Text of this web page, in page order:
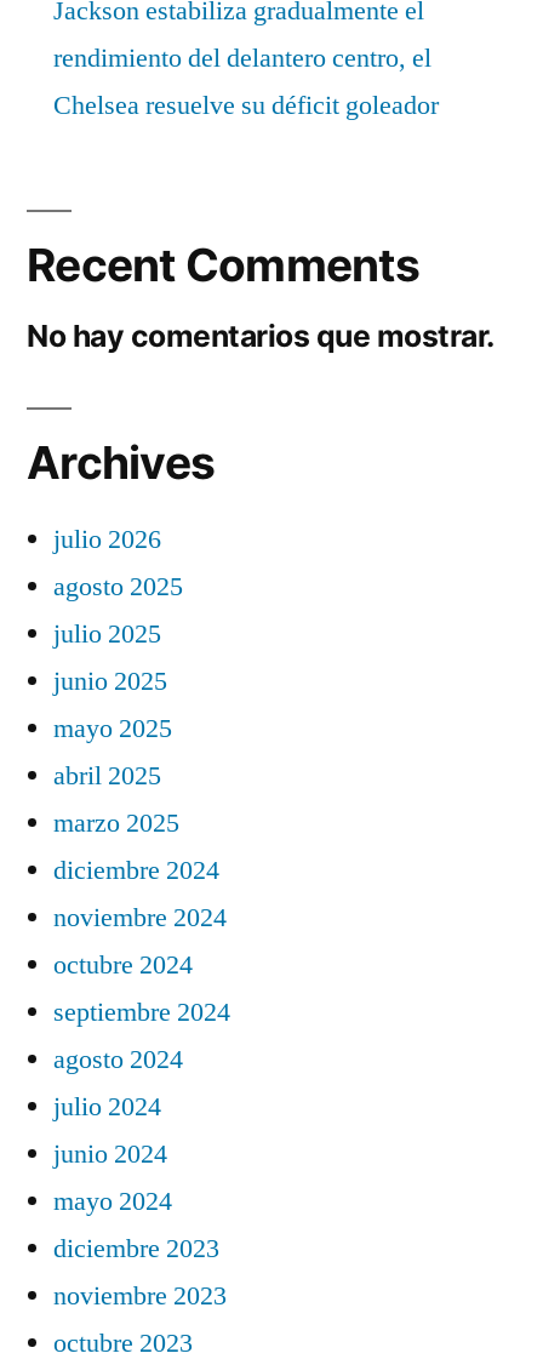
Jackson estabiliza gradualmente el
rendimiento del delantero centro, el
Chelsea resuelve su déficit goleador
Recent Comments
No hay comentarios que mostrar.
Archives
julio 2026
agosto 2025
julio 2025
junio 2025
mayo 2025
abril 2025
marzo 2025
diciembre 2024
noviembre 2024
octubre 2024
septiembre 2024
agosto 2024
julio 2024
junio 2024
mayo 2024
diciembre 2023
noviembre 2023
octubre 2023